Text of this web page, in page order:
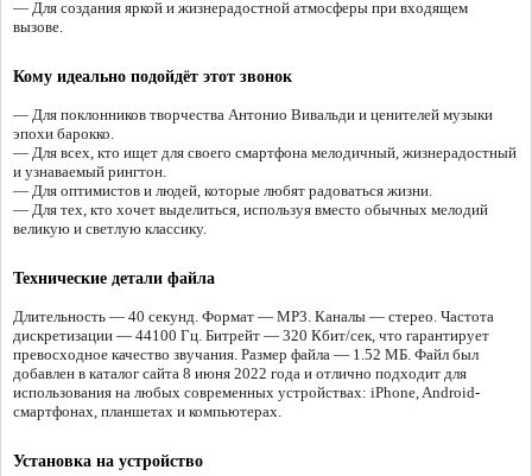
— Для создания яркой и жизнерадостной атмосферы при входящем
вызове.
Кому идеально подойдёт этот звонок
— Для поклонников творчества Антонио Вивальди и ценителей музыки
эпохи барокко.
— Для всех, кто ищет для своего смартфона мелодичный, жизнерадостный
и узнаваемый рингтон.
— Для оптимистов и людей, которые любят радоваться жизни.
— Для тех, кто хочет выделиться, используя вместо обычных мелодий
великую и светлую классику.
Технические детали файла
Длительность — 40 секунд. Формат — MP3. Каналы — стерео. Частота
дискретизации — 44100 Гц. Битрейт — 320 Кбит/сек, что гарантирует
превосходное качество звучания. Размер файла — 1.52 МБ. Файл был
добавлен в каталог сайта 8 июня 2022 года и отлично подходит для
использования на любых современных устройствах: iPhone, Android-
смартфонах, планшетах и компьютерах.
Установка на устройство